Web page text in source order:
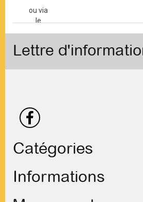
ou via
le
contact
Lettre
Catégories
Informations